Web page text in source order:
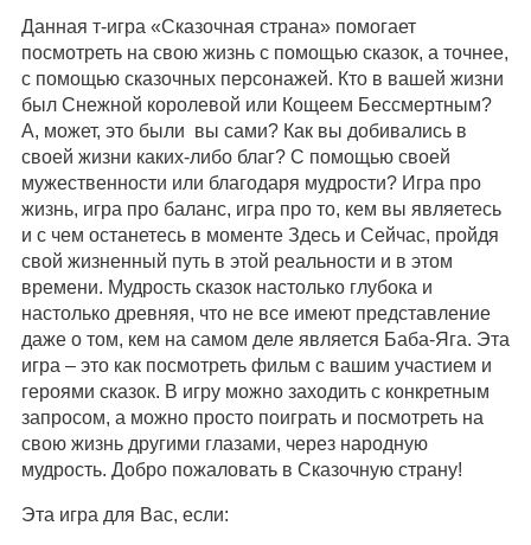
Данная т-игра «Сказочная страна» помогает
посмотреть на свою жизнь с помощью сказок, а точнее,
с помощью сказочных персонажей. Кто в вашей жизни
был Снежной королевой или Кощеем Бессмертным?
А, может, это были вы сами? Как вы добивались в
своей жизни каких-либо благ? С помощью своей
мужественности или благодаря мудрости? Игра про
жизнь, игра про баланс, игра про то, кем вы являетесь
и с чем останетесь в моменте Здесь и Сейчас, пройдя
свой жизненный путь в этой реальности и в этом
времени. Мудрость сказок настолько глубока и
настолько древняя, что не все имеют представление
даже о том, кем на самом деле является Баба-Яга. Эта
игра – это как посмотреть фильм с вашим участием и
героями сказок. В игру можно заходить с конкретным
запросом, а можно просто поиграть и посмотреть на
свою жизнь другими глазами, через народную
мудрость. Добро пожаловать в Сказочную страну!
Эта игра для Вас, если: